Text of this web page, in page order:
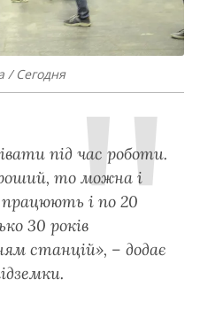
/ Сегодня
під час роботи.
то можна і
і по 20
30 років
станцій», – додає